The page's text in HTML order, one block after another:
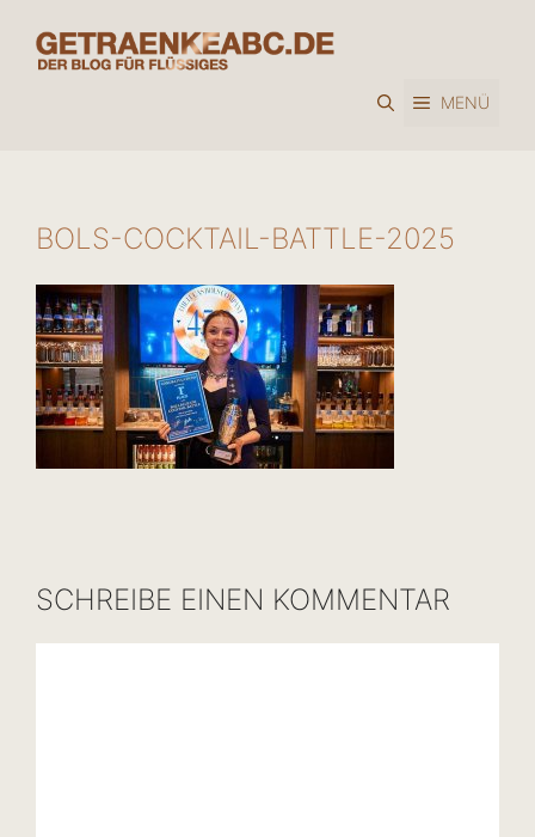
Inhalt
springen
MENÜ
BOLS-COCKTAIL-BATTLE-2025
SCHREIBE EINEN KOMMENTAR